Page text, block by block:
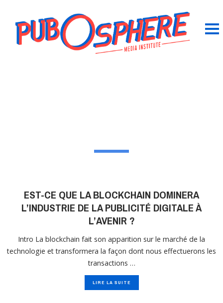
EST-CE QUE LA BLOCKCHAIN DOMINERA
L’INDUSTRIE DE LA PUBLICITÉ DIGITALE À
L’AVENIR ?
Intro La blockchain fait son apparition sur le marché de la
technologie et transformera la façon dont nous effectuerons les
transactions …
LIRE LA SUITE